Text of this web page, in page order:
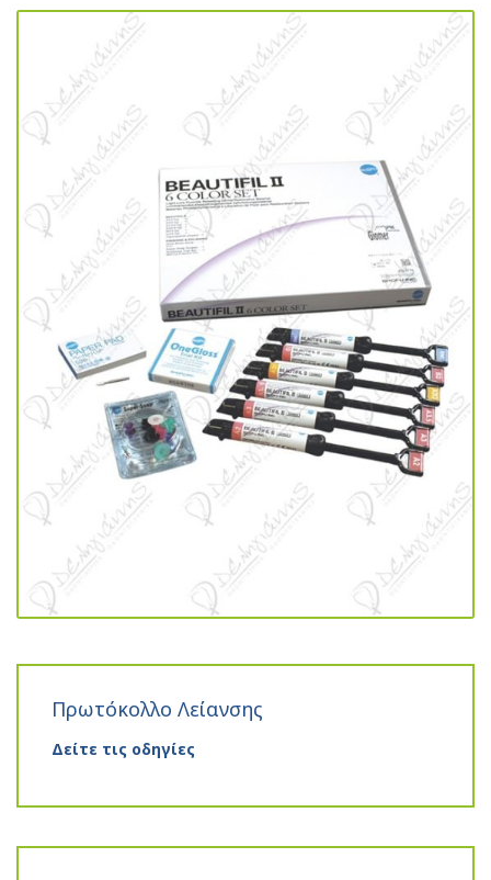
Πρωτόκολλο Λείανσης
Δείτε τις οδηγίες